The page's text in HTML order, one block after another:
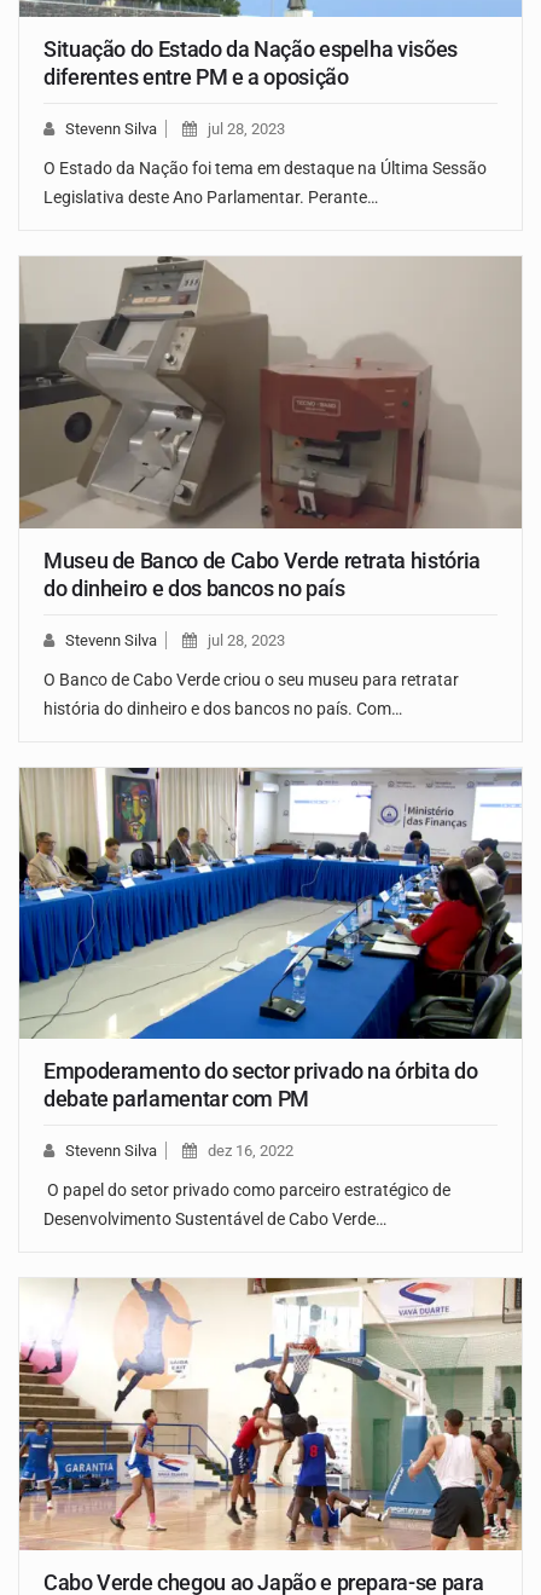
Situação do Estado da Nação espelha visões
diferentes entre PM e a oposição
Stevenn Silva jul 28, 2023
O Estado da Nação foi tema em destaque na Última Sessão
Legislativa deste Ano Parlamentar. Perante…
Museu de Banco de Cabo Verde retrata história
do dinheiro e dos bancos no país
Stevenn Silva jul 28, 2023
O Banco de Cabo Verde criou o seu museu para retratar
história do dinheiro e dos bancos no país. Com…
Empoderamento do sector privado na órbita do
debate parlamentar com PM
Stevenn Silva dez 16, 2022
O papel do setor privado como parceiro estratégico de
Desenvolvimento Sustentável de Cabo Verde…
Cabo Verde chegou ao Japão e prepara-se para